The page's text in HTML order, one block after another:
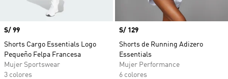
Precio
S/ 99
Shorts Cargo Essentials Logo
Pequeño Felpa Francesa
Mujer Sportswear
3 colores
Precio
S/ 129
Shorts de Running Adizero
Essentials
Mujer Performance
6 colores